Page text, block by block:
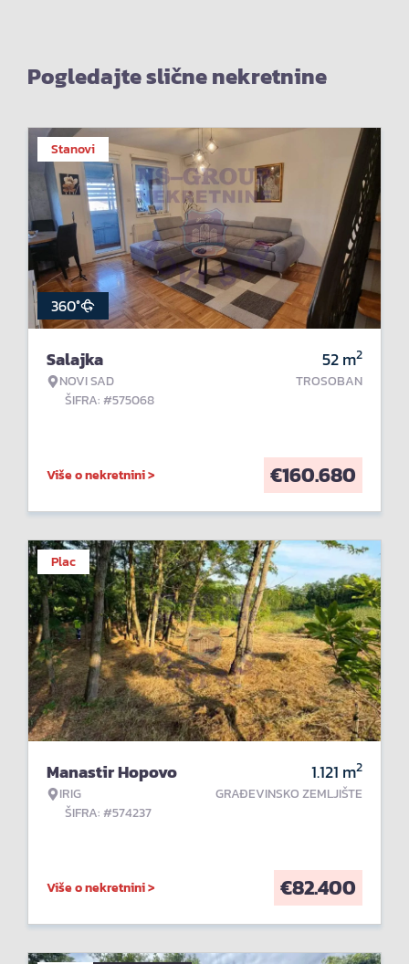
Pogledajte slične nekretnine
Stanovi
360°
Salajka
NOVI SAD
ŠIFRA: #575068
52m2
TROSOBAN
Više o nekretnini > €160.680
Plac
Manastir Hopovo
IRIG
ŠIFRA: #574237
1.121 m2
GRAĐEVINSKO ZEMLJIŠTE
Više o nekretnini > €82.400